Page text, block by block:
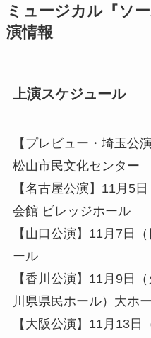
ミュージカル『ソ
演情報
上演スケジュール
【プレビュー・埼玉
松山市民文化センター
【名古屋公演】11月5
会館 ビレッジホール
【山口公演】11月7日
ール
【香川公演】11月9日
川県県民ホール）大ホ
【大阪公演】11月13